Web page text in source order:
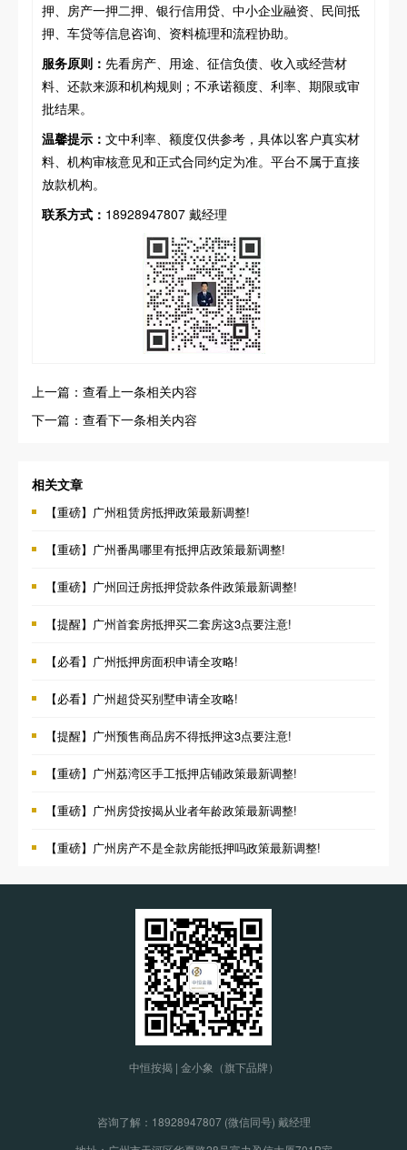
押、房产一押二押、银行信用贷、中小企业融资、民间抵
押、车贷等信息咨询、资料梳理和流程协助。
服务原则： 先看房产、用途、征信负债、收入或经营材
料、还款来源和机构规则；不承诺额度、利率、期限或审
批结果。
温馨提示： 文中利率、额度仅供参考，具体以客户真实材
料、机构审核意见和正式合同约定为准。平台不属于直接
放款机构。
联系方式： 18928947807 戴经理
上一篇：查看上一条相关内容
下一篇：查看下一条相关内容
相关文章
【重磅】广州租赁房抵押政策最新调整!
【重磅】广州番禺哪里有抵押店政策最新调整!
【重磅】广州回迁房抵押贷款条件政策最新调整!
【提醒】广州首套房抵押买二套房这3点要注意!
【必看】广州抵押房面积申请全攻略!
【必看】广州超贷买别墅申请全攻略!
【提醒】广州预售商品房不得抵押这3点要注意!
【重磅】广州荔湾区手工抵押店铺政策最新调整!
【重磅】广州房贷按揭从业者年龄政策最新调整!
【重磅】广州房产不是全款房能抵押吗政策最新调整!
中恒按揭 | 金小象（旗下品牌）
咨询了解： 18928947807 (微信同号) 戴经理